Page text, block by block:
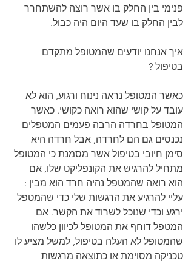
פנימי בין החלק בו אשר רוצה להשתחרר
לבין החלק בו שעד היום היה כבול.
איך אנחנו יודעים שהמטופל מתקדם
בטיפול ?
כאשר המטופל נראה נינוח ורגוע, הוא לא
עובד על קושי שהוא רואה כקושי. כאשר
המטופל בחרדה הרבה פעמים המטפלים
נכנסים גם הם לחרדה, אבל חרדה היא
סימן חיובי בטיפול אשר מסמנת כי המטופל
מתחיל להרגיש את הקונפליקט שלו, אם
הוא רואה שהמטפל נהיה חרד הוא מבין :
עליי להרגיע את הרגשות שלי כדי שהמטפל
ירגע וכדי שנוכל לשרוד את הקשר. אם
המטפל דוחף את המטופל לכיוון כלשהו
שהמטופל לא העלה בטיפול, למשל מציע לו
טכניקה מסוימת או כתוצאה מרגשות